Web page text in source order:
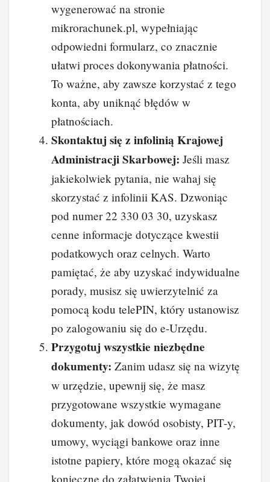
wygenerować na stronie
mikrorachunek.pl, wypełniając
odpowiedni formularz, co znacznie
ułatwi proces dokonywania płatności.
To ważne, aby zawsze korzystać z tego
konta, aby uniknąć błędów w
płatnościach.
Skontaktuj się z infolinią Krajowej
Administracji Skarbowej: Jeśli masz
jakiekolwiek pytania, nie wahaj się
skorzystać z infolinii KAS. Dzwoniąc
pod numer 22 330 03 30, uzyskasz
cenne informacje dotyczące kwestii
podatkowych oraz celnych. Warto
pamiętać, że aby uzyskać indywidualne
porady, musisz się uwierzytelnić za
pomocą kodu telePIN, który ustanowisz
po zalogowaniu się do e-Urzędu.
Przygotuj wszystkie niezbędne
dokumenty: Zanim udasz się na wizytę
w urzędzie, upewnij się, że masz
przygotowane wszystkie wymagane
dokumenty, jak dowód osobisty, PIT-y,
umowy, wyciągi bankowe oraz inne
istotne papiery, które mogą okazać się
konieczne do załatwienia Twojej